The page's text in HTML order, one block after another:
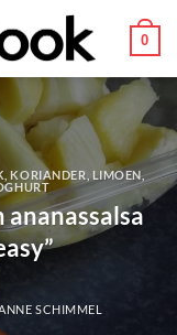
0
,KORIANDER LIMOEN,
SCHIMMEL